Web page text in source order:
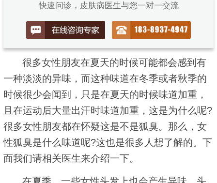
快速问诊，皮肤病医生与您一对一交流
很多女性朋友在夏天的时候可能都会感到有
一种淡淡的异味，而这种味道在冬季或者秋季的
时候很少会闻到，只是在夏天的时候味道加重，
且在运动后大量出汗时味道加重，这是为什么呢?
很多女性朋友都在怀疑这是不是狐臭。那么，女
性狐臭是什么味道呢?这也是很多人想了解的。下
面我们请相关医生来介绍一下。